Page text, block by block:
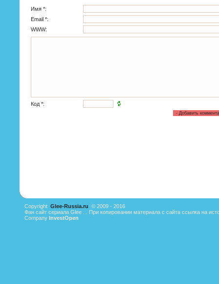
Имя *:
Email *:
WWW:
Код *:
Copyright Glee-Russia.ru © 2009 - 2016
Фан сайт сериала Glee ... При копировании материала с сайта ссылка на
Company InvestOpen